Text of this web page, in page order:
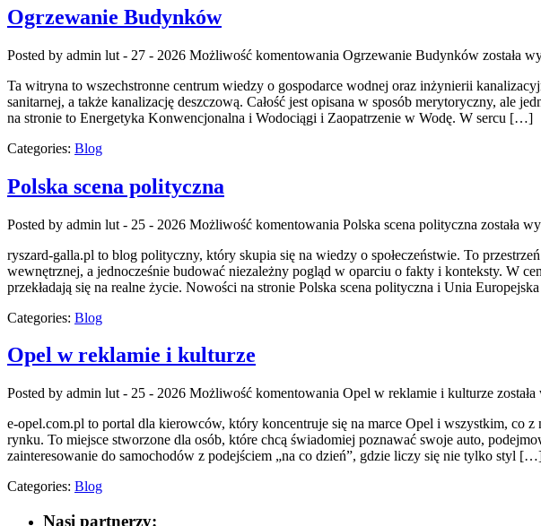
Ogrzewanie Budynków
Posted by admin lut - 27 - 2026 Możliwość komentowania Ogrzewanie Budynków została
Ta witryna to wszechstronne centrum wiedzy o gospodarce wodnej oraz inżynierii
sanitarnej, a także kanalizację deszczową. Całość jest opisana w sposób merytoryczny, ale
na stronie to Energetyka Konwencjonalna i Wodociągi i Zaopatrzenie w Wodę. W sercu […]
Categories: Blog
Polska scena polityczna
Posted by admin lut - 25 - 2026 Możliwość komentowania Polska scena polityczna została
ryszard-galla.pl to blog polityczny, który skupia się na wiedzy o społeczeństwie. To
wewnętrznej, a jednocześnie budować niezależny pogląd w oparciu o fakty i konteksty. W
przekładają się na realne życie. Nowości na stronie Polska scena polityczna i Unia
Categories: Blog
Opel w reklamie i kulturze
Posted by admin lut - 25 - 2026 Możliwość komentowania Opel w reklamie i kulturze została
e-opel.com.pl to portal dla kierowców, który koncentruje się na marce Opel i wszystkim, co
rynku. To miejsce stworzone dla osób, które chcą świadomiej poznawać swoje auto,
zainteresowanie do samochodów z podejściem „na co dzień”, gdzie liczy się nie tylko styl
Categories: Blog
Nasi partnerzy: